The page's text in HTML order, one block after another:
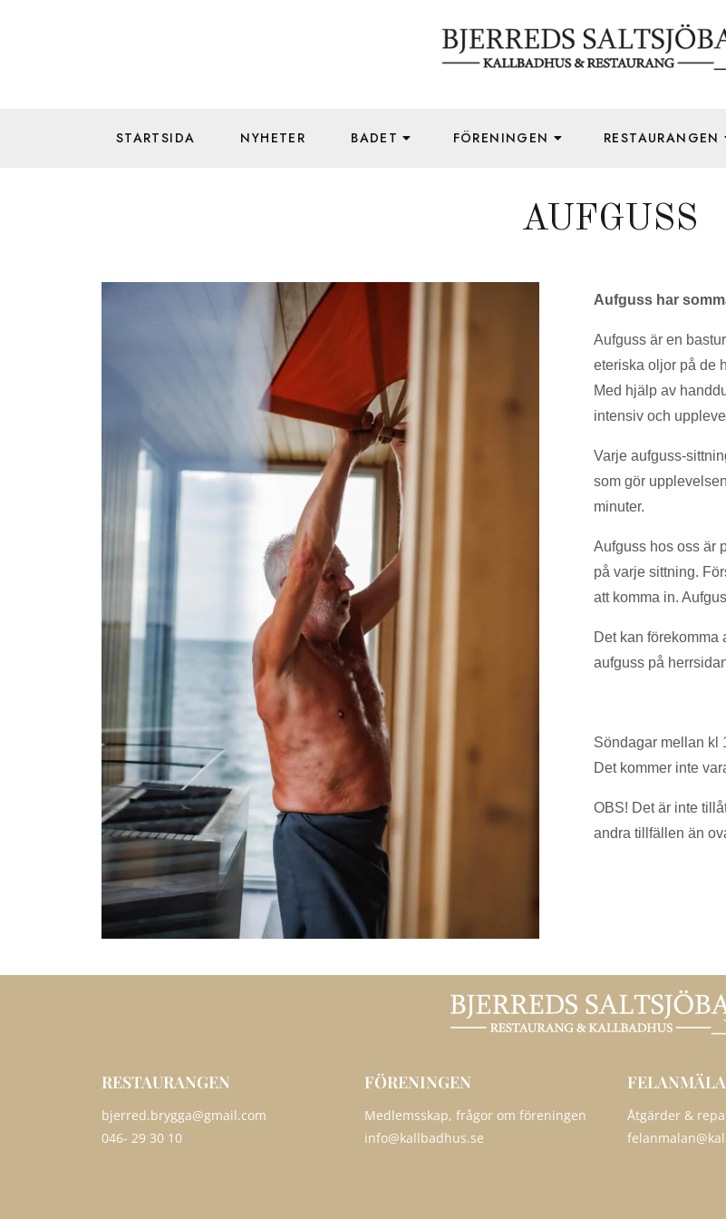
STARTSIDA NYHETER BADET FÖRENINGEN RESTAURANGEN
AUFGUSS
Aufguss har
Aufguss är en
eteriska oljor på de
Med hjälp av
intensiv och
Varje aufguss-
som gör
minuter.
Aufguss hos oss är
på varje sittning.
att komma in.
Det kan förekomma
aufguss på
Söndagar mellan kl
Det kommer inte
OBS! Det är inte
andra tillfällen än
RESTAURANGEN
bjerred.brygga@gmail.com
046- 29 30 10
FÖRENINGEN
Medlemsskap, frågor om föreningen
info@kallbadhus.se
Åtgärder &